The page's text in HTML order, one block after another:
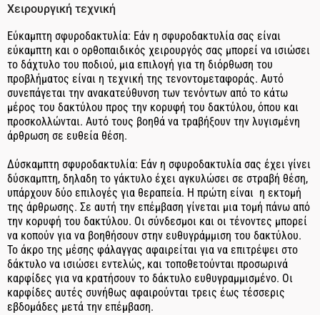
Χειρουργική τεχνική
Εύκαμπτη σφυροδακτυλία: Εάν η σφυροδακτυλία σας είναι
εύκαμπτη και ο ορθοπαιδικός χειρουργός σας μπορεί να ισιώσει
το δάχτυλο του ποδιού, μια επιλογή για τη διόρθωση του
προβλήματος είναι η τεχνική της τενοντομεταφοράς. Αυτό
συνεπάγεται την ανακατεύθυνση των τενόντων από το κάτω
μέρος του δακτύλου προς την κορυφή του δακτύλου, όπου και
προσκολλώνται. Αυτό τους βοηθά να τραβήξουν την λυγισμένη
άρθρωση σε ευθεία θέση.
Δύσκαμπτη σφυροδακτυλία: Εάν η σφυροδακτυλία σας έχει γίνει
δύσκαμπτη, δηλαδη το γάκτυλο έχει αγκυλώσει σε στραβή θέση,
υπάρχουν δύο επιλογές για θεραπεία. Η πρώτη είναι η εκτομή
της άρθρωσης. Σε αυτή την επέμβαση γίνεται μια τομή πάνω από
την κορυφή του δακτύλου. Οι σύνδεσμοι και οι τένοντες μπορεί
να κοπούν για να βοηθήσουν στην ευθυγράμμιση του δακτύλου.
Το άκρο της μέσης φάλαγγας αφαιρείται για να επιτρέψει στο
δάκτυλο να ισιώσει εντελώς, και τοποθετούνται προσωρινά
καρφίδες για να κρατήσουν το δάκτυλο ευθυγραμμισμένο. Οι
καρφίδες αυτές συνήθως αφαιρούνται τρεις έως τέσσερις
εβδομάδες μετά την επέμβαση.